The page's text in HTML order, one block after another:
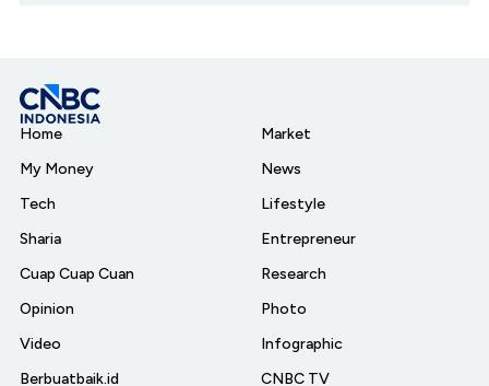
Home
My Money
Tech
Sharia
Cuap Cuap Cuan
Opinion
Video
Berbuatbaik.id
Market
News
Lifestyle
Entrepreneur
Research
Photo
Infographic
CNBC TV